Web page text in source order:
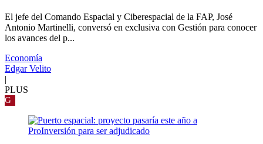
El jefe del Comando Espacial y Ciberespacial de la FAP, José
Antonio Martinelli, conversó en exclusiva con Gestión para conocer
los avances del p...
Economía
Edgar Velito
|
PLUS
G